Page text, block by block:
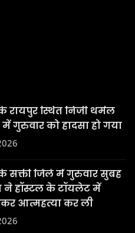
रायपुर स्थित निजी थर्मल
में गुरुवार को हादसा हो गया
सक्ती जिले में गुरुवार सुबह
ने हॉस्टल के टॉयलेट में
आत्महत्या कर ली